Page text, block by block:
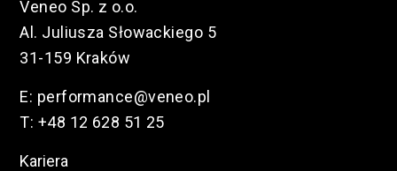
Veneo Sp. z o.o.
Al. Juliusza Słowackiego 5
31-159 Kraków
E: performance@veneo.pl
T: +48 12 628 51 25
Kariera